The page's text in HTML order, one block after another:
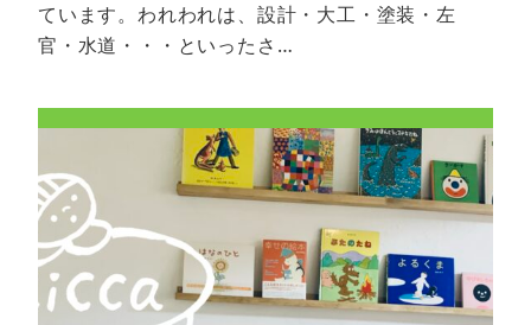
ています。われわれは、設計・大工・塗装・左
官・水道・・・といったさ…